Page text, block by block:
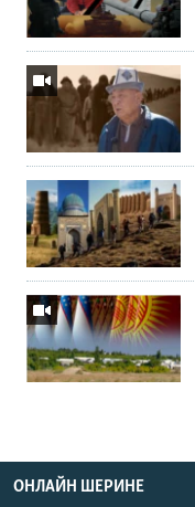
ОНЛАЙН ШЕРИНЕ